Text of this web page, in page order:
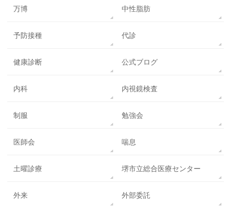
万博 中性脂肪
予防接種 代診
健康診断 公式ブログ
内科 内視鏡検査
制服 勉強会
医師会 喘息
土曜診療 堺市立総合医療センター
外来 外部委託